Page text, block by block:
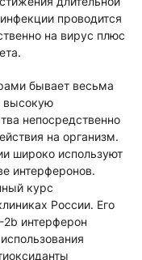
проводится
на вирус плюс
бывает весьма
высокую
непосредственно
на организм.
широко используют
интерферонов.
курс
России. Его
интерферон